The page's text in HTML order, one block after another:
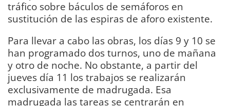
tráfico sobre báculos de semáforos en
sustitución de las espiras de aforo existente.
Para llevar a cabo las obras, los días 9 y 10 se
han programado dos turnos, uno de mañana
y otro de noche. No obstante, a partir del
jueves día 11 los trabajos se realizarán
exclusivamente de madrugada. Esa
madrugada las tareas se centrarán en